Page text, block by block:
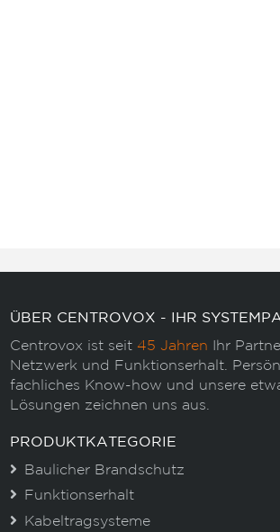
ÜBER CENTROVOX - IHR
Centrovox ist seit 45 Jahren Ihr
Netzwerk und Funktionserhalt.
fachliches Know-how und unsere
Lösungen zeichnen uns aus.
PRODUKTKATEGORIE
Baulicher Brandschutz
Funktionserhalt
Kabeltragsysteme